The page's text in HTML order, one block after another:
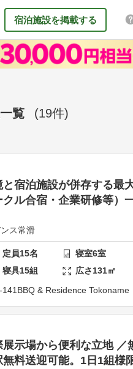
宿泊施設を掲載する
覧 (19件)
宿泊施設が併存する最
ル合宿・企業研修等）
ス常滑
定員15名 寝室6室
寝具15組 広さ131㎡
BBQ & Residence Tokoname
示場から便利な立地 ／
料送迎可能。1日1組様